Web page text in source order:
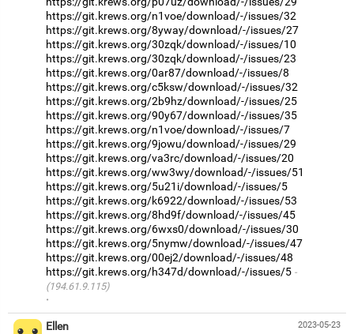
https://git.krews.org/n1voe/download/-/issues/32
https://git.krews.org/8yway/download/-/issues/27
https://git.krews.org/30zqk/download/-/issues/10
https://git.krews.org/30zqk/download/-/issues/23
https://git.krews.org/0ar87/download/-/issues/8
https://git.krews.org/c5ksw/download/-/issues/32
https://git.krews.org/2b9hz/download/-/issues/25
https://git.krews.org/90y67/download/-/issues/35
https://git.krews.org/n1voe/download/-/issues/7
https://git.krews.org/9jowu/download/-/issues/29
https://git.krews.org/va3rc/download/-/issues/20
https://git.krews.org/ww3wy/download/-/issues/51
https://git.krews.org/5u21i/download/-/issues/5
https://git.krews.org/k6922/download/-/issues/53
https://git.krews.org/8hd9f/download/-/issues/45
https://git.krews.org/6wxs0/download/-/issues/30
https://git.krews.org/5nymw/download/-/issues/47
https://git.krews.org/00ej2/download/-/issues/48
https://git.krews.org/h347d/download/-/issues/5
(194.61.9.115)
·
2023-05-23
Ellen